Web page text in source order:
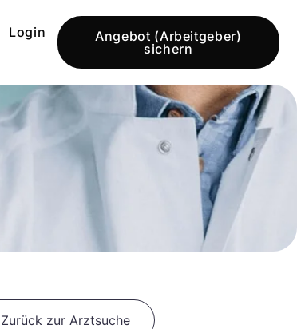
Login
Angebot (Arbeitgeber)
sichern
Zurück zur Arztsuche